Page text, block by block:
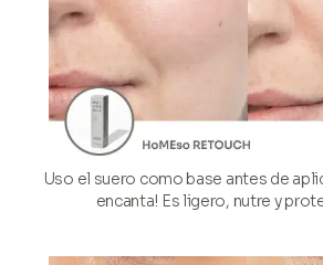
Uso el suero como base antes de
encanta! Es ligero, nutre y